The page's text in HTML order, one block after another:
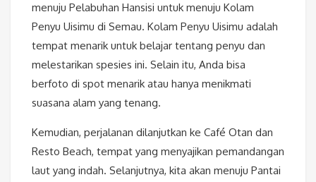
menuju Pelabuhan Hansisi untuk menuju Kolam
Penyu Uisimu di Semau. Kolam Penyu Uisimu adalah
tempat menarik untuk belajar tentang penyu dan
melestarikan spesies ini. Selain itu, Anda bisa
berfoto di spot menarik atau hanya menikmati
suasana alam yang tenang.
Kemudian, perjalanan dilanjutkan ke Café Otan dan
Resto Beach, tempat yang menyajikan pemandangan
laut yang indah. Selanjutnya, kita akan menuju Pantai